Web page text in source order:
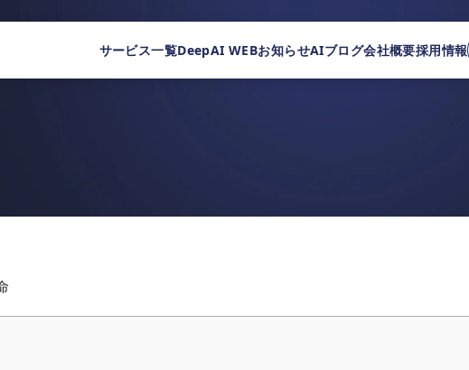
サービス一覧DeepAI WEBお知らせAIブログ会社概要採用情報